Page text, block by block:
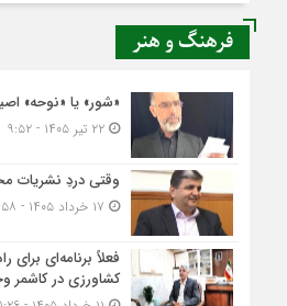
فرهنگ و هنر
«شور» یا «نوحه»
۲۲ تیر ۱۴۰۵ - ۹:۵۲
وقتی دردِ نشریات
فعلاً برنامه‌ای برای
کشاورزی در کاشمر